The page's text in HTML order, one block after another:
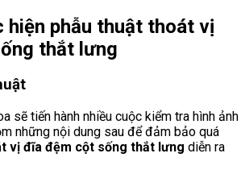
hiện phẫu thuật thoát vị
thắt lưng
sẽ tiến hành nhiều cuộc kiểm tra hình ảnh
những nội dung sau để đảm bảo quá
vị đĩa đệm cột sống thắt lưng diễn ra